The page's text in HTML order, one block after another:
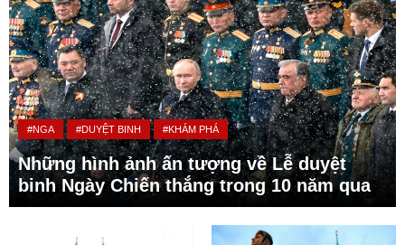
#NGA #DUYỆT BINH #KHÁM PHÁ
Những hình ảnh ấn tượng về Lễ duyệt
binh Ngày Chiến thắng trong 10 năm qua